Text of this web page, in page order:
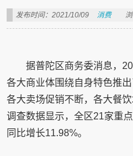
发布时间：2021/10/09 消费
据普陀区商务委消息，
各大商业体围绕自身特色推
各大卖场促销不断，各大餐
调查数据显示，全区21家重
同比增长11.98%。